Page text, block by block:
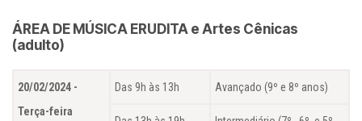
ÁREA DE MÚSICA ERUDITA e Artes Cênicas
(adulto)
20/02/2024 -
Terça-feira
Das 9h às 13h Avançado (9º e 8º anos)